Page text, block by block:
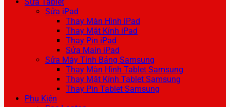
Sửa iPad
Thay Màn Hình iPad
Thay Mặt Kính iPad
Thay Pin iPad
Sửa Main iPad
Sửa Máy Tính Bảng Samsung
Thay Màn Hình Tablet Samsung
Thay Mặt Kính Tablet Samsung
Thay Pin Tablet Samsung
Phụ Kiện